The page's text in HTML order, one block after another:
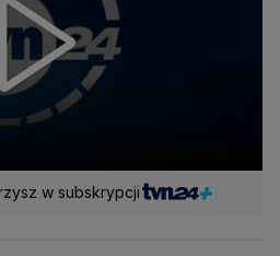
w subskrypcji